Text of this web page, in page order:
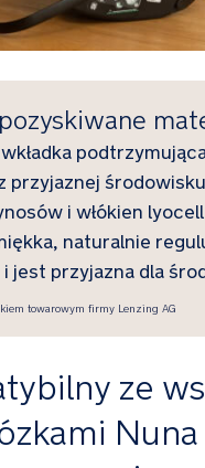
pozyskiwane
przyjaznej
i włókien
naturalnie
jest przyjazna dla
towarowym firmy Lenzing AG
ze